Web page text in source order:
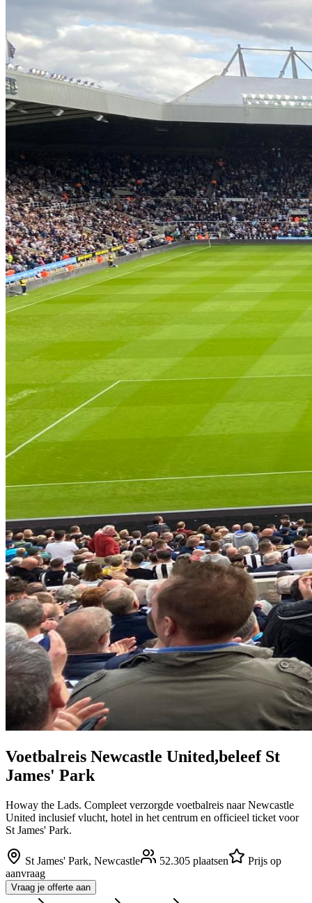
Voetbalreis Newcastle United,beleef St
James' Park
Howay the Lads. Compleet verzorgde voetbalreis naar Newcastle
United inclusief vlucht, hotel in het centrum en officieel ticket voor
St James' Park.
St James' Park, Newcastle 52.305 plaatsen
Prijs op
aanvraag
Vraag je offerte aan